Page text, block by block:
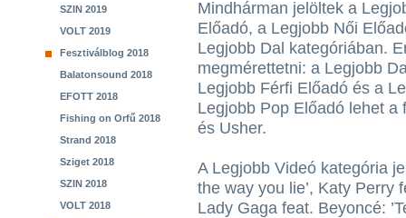
SZIN 2019
VOLT 2019
Fesztiválblog 2018
Balatonsound 2018
EFOTT 2018
Fishing on Orfű 2018
Strand 2018
Sziget 2018
SZIN 2018
VOLT 2018
Mindhárman jelöltek a
Előadó, a Legjobb Női
Legjobb Dal kategóriában.
megmérettetni: a Legjobb
Legjobb Férfi Előadó és a
Legjobb Pop Előadó lehet
és Usher.
A Legjobb Videó kategória
the way you lie’, Katy Perry
Lady Gaga feat. Beyoncé: